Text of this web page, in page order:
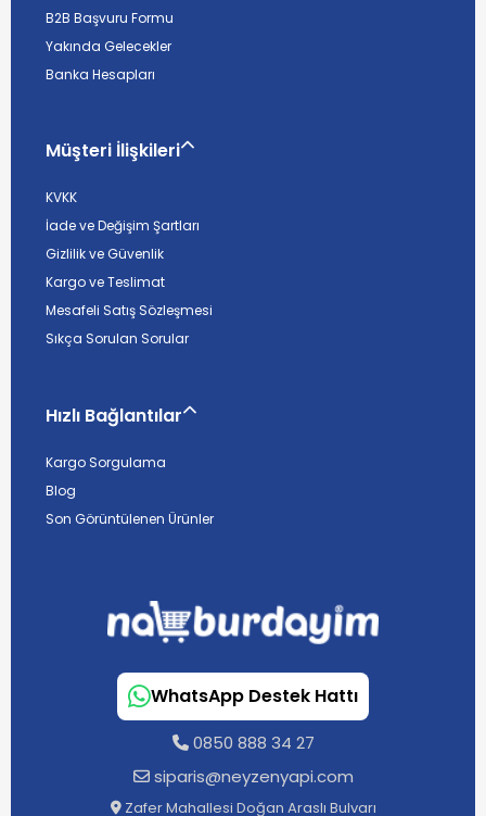
B2B Başvuru Formu
Yakında Gelecekler
Banka Hesapları
Müşteri İlişkileri
KVKK
İade ve Değişim Şartları
Gizlilik ve Güvenlik
Kargo ve Teslimat
Mesafeli Satış Sözleşmesi
Sıkça Sorulan Sorular
Hızlı Bağlantılar
Kargo Sorgulama
Blog
Son Görüntülenen Ürünler
WhatsApp Destek Hattı
0850 888 34 27
siparis@neyzenyapi.com
Zafer Mahallesi Doğan Araslı Bulvarı